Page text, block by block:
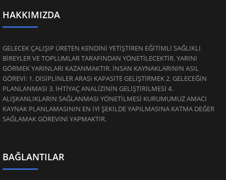
HAKKIMIZDA
GELECEK ÇALIŞIP ÜRETEN KENDİNİ YETİŞTİREN EĞİTİMLİ SAĞLIKLI
BİREYLER VE TOPLUMLAR TARAFINDAN YÖNETİLECEKTİR. YARINI
GÖRMEK YARINLARI KAZANMAKTIR. İNSAN KAYNAKLARININ ASIL
GÖREVİ: 1. DİSİPLİNLER ARASI KAPASİTE GELİŞTİRMEK 2. GELECEĞİN
PLANLANMASI 3. İHTİYAÇ ANALİZİNİN GELİŞTİRİLMESİ 4.
ALIŞKANLIKLARIN SAĞLANMASI YÖNETİLMESİ KURUMUMUZ AMACI
KAYNAK PLANLAMASININ EN İYİ ŞEKİLDE YAPILMASINA KATMA DEĞER
SAĞLAMAK GÖREVİNİ YAPMAKTIR.
BAĞLANTILAR